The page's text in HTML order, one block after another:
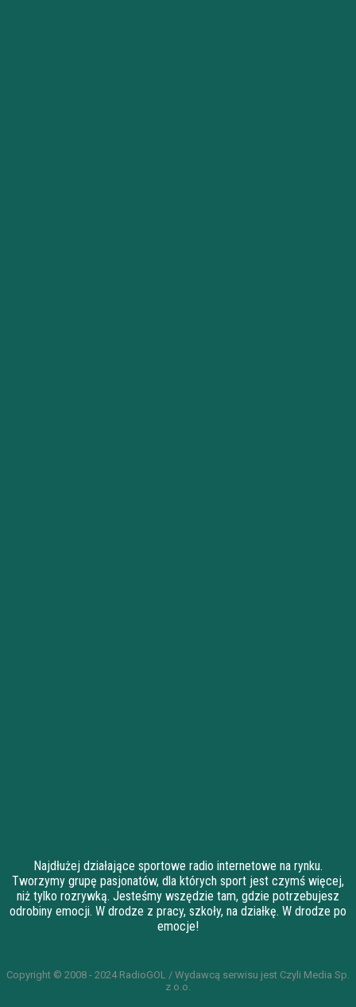
Najdłużej działające sportowe radio internetowe na rynku.
Tworzymy grupę pasjonatów, dla których sport jest czymś więcej,
niż tylko rozrywką. Jesteśmy wszędzie tam, gdzie potrzebujesz
odrobiny emocji. W drodze z pracy, szkoły, na działkę. W drodze po
emocje!
Copyright © 2008 - 2024 RadioGOL / Wydawcą serwisu jest Czyli Media Sp.
z o.o.